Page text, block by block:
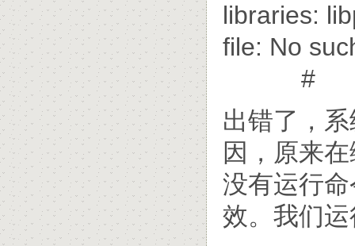
libraries:
file: No
#
出错了，
因，原来
没有运行
效。我们